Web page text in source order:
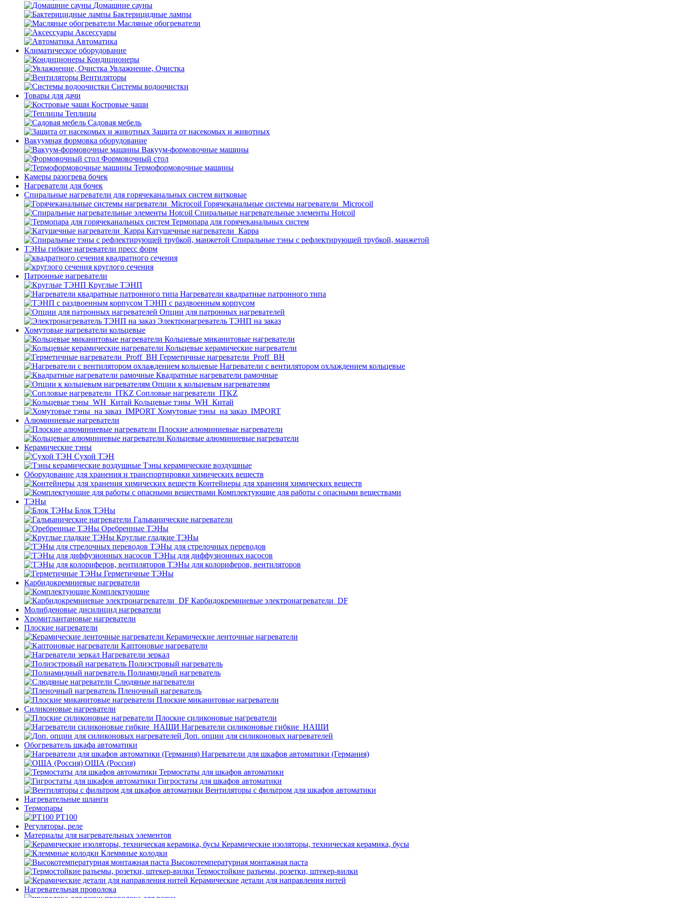
Домашние сауны
Бактерицидные лампы
Масляные обогреватели
Аксессуары
Автоматика
Климатическое оборудование
Кондиционеры
Увлажнение, Очистка
Вентиляторы
Системы водоочистки
Товары для дачи
Костровые чаши
Теплицы
Садовая мебель
Защита от насекомых и животных
Вакуумная формовка оборудование
Вакуум-формовочные машины
Формовочный стол
Термоформовочные машины
Камеры разогрева бочек
Нагреватели для бочек
Спиральные нагреватели для горячеканальных систем витковые
Горячеканальные системы нагреватели_Microcoil
Спиральные нагревательные элементы Hotcoil
Термопара для горячеканальных систем
Катушечные нагреватели_Карра
Спиральные тэны с рефлектирующей трубкой, манжетой
ТЭНы гибкие нагреватели пресс форм
квадратного сечения
круглого сечения
Патронные нагреватели
Круглые ТЭНП
Нагреватели квадратные патронного типа
ТЭНП с раздвоенным корпусом
Опции для патронных нагревателей
Электронагреватель ТЭНП на заказ
Хомутовые нагреватели кольцевые
Кольцевые миканитовые нагреватели
Кольцевые керамические нагреватели
Герметичные нагреватели_Proff_BH
Нагреватели с вентилятором охлаждением кольцевые
Квадратные нагреватели рамочные
Опции к кольцевым нагревателям
Cопловые нагреватели_ITKZ
Кольцевые тэны_WH_Китай
Хомутовые тэны_на заказ_IMPORT
Алюминиевые нагреватели
Плоские алюминиевые нагреватели
Кольцевые алюминиевые нагреватели
Керамические тэны
Сухой ТЭН
Тэны керамические воздушные
Оборудование для хранения и транспортировки химических веществ
Контейнеры для хранения химических веществ
Комплектующие для работы с опасными веществами
ТЭНы
Блок ТЭНы
Гальванические нагреватели
Оребренные ТЭНы
Круглые гладкие ТЭНы
ТЭНы для стрелочных переводов
ТЭНы для диффузионных насосов
ТЭНы для колориферов, вентиляторов
Герметичные ТЭНы
Карбидокремниевые нагреватели
Комплектующие
Карбидокремниевые электронагреватели_DF
Молибденовые дисилицид нагреватели
Хромитлантановые нагреватели
Плоские нагреватели
Керамические ленточные нагреватели
Каптоновые нагреватели
Нагреватели зеркал
Полиэстровый нагреватель
Полиамидный нагреватель
Слюдяные нагреватели
Пленочный нагреватель
Плоские миканитовые нагреватели
Силиконовые нагреватели
Плоские силиконовые нагреватели
Нагреватели силиконовые гибкие_НАШИ
Доп. опции для силиконовых нагревателей
Обогреватель шкафа автоматики
Нагреватели для шкафов автоматики (Германия)
ОША (Россия)
Термостаты для шкафов автоматики
Гигростаты для шкафов автоматики
Вентиляторы с фильтром для шкафов автоматики
Нагревательные шланги
Термопары
PT100
Регуляторы, реле
Материалы для нагревательных элементов
Керамические изоляторы, техническая керамика, бусы
Клеммные колодки
Высокотемпературная монтажная паста
Термостойкие разъемы, розетки, штекер-вилки
Керамические детали для направления нитей
Нагревательная проволока